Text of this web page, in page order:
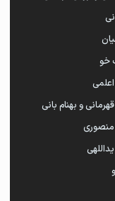
خو
و بهنام بانی